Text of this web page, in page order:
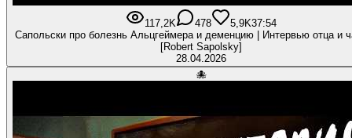
117,2K 478 5,9K37:54
Сапольски про болезнь Альцгеймера и деменцию | Интервью отца и
[Robert Sapolsky]
28.04.2026
🐙